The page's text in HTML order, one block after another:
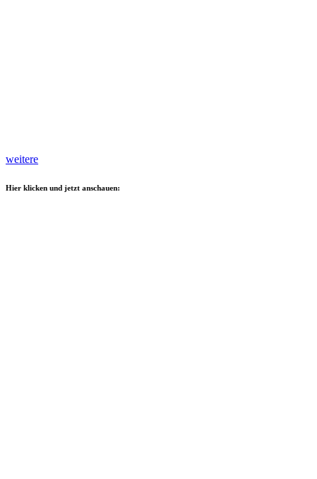
weitere
Hier klicken und jetzt anschauen: